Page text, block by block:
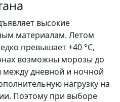
высокие
материалам. Летом
превышает +40 °C,
возможны морозы до
между дневной и ночной
нагрузку на
Поэтому при выборе